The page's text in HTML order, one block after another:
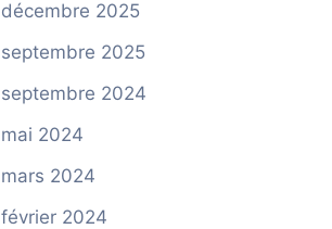
décembre 2025
septembre 2025
septembre 2024
mai 2024
mars 2024
février 2024